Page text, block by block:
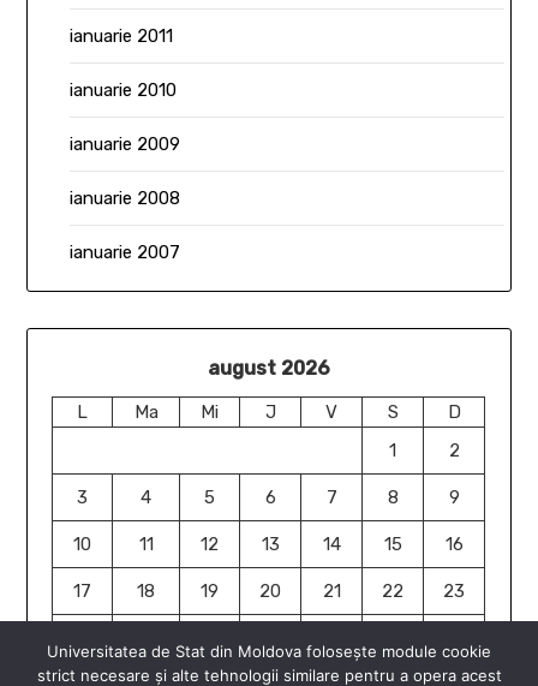
ianuarie 2011
ianuarie 2010
ianuarie 2009
ianuarie 2008
ianuarie 2007
august 2026
L Ma Mi J V S
D
1
2
3 4 5 6 7 8 9
10 11 12 13 14 15 16
17 18 19 20 21 22 23
Universitatea de Stat din Moldova folosește module cookie
strict necesare și alte tehnologii similare pentru a opera acest